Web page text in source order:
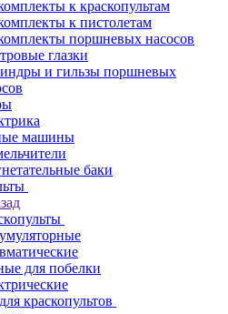
к краскопультам
к пистолетам
поршневых насосов
глазки
и гильзы поршневых
машины
баки
для побелки
краскопультов